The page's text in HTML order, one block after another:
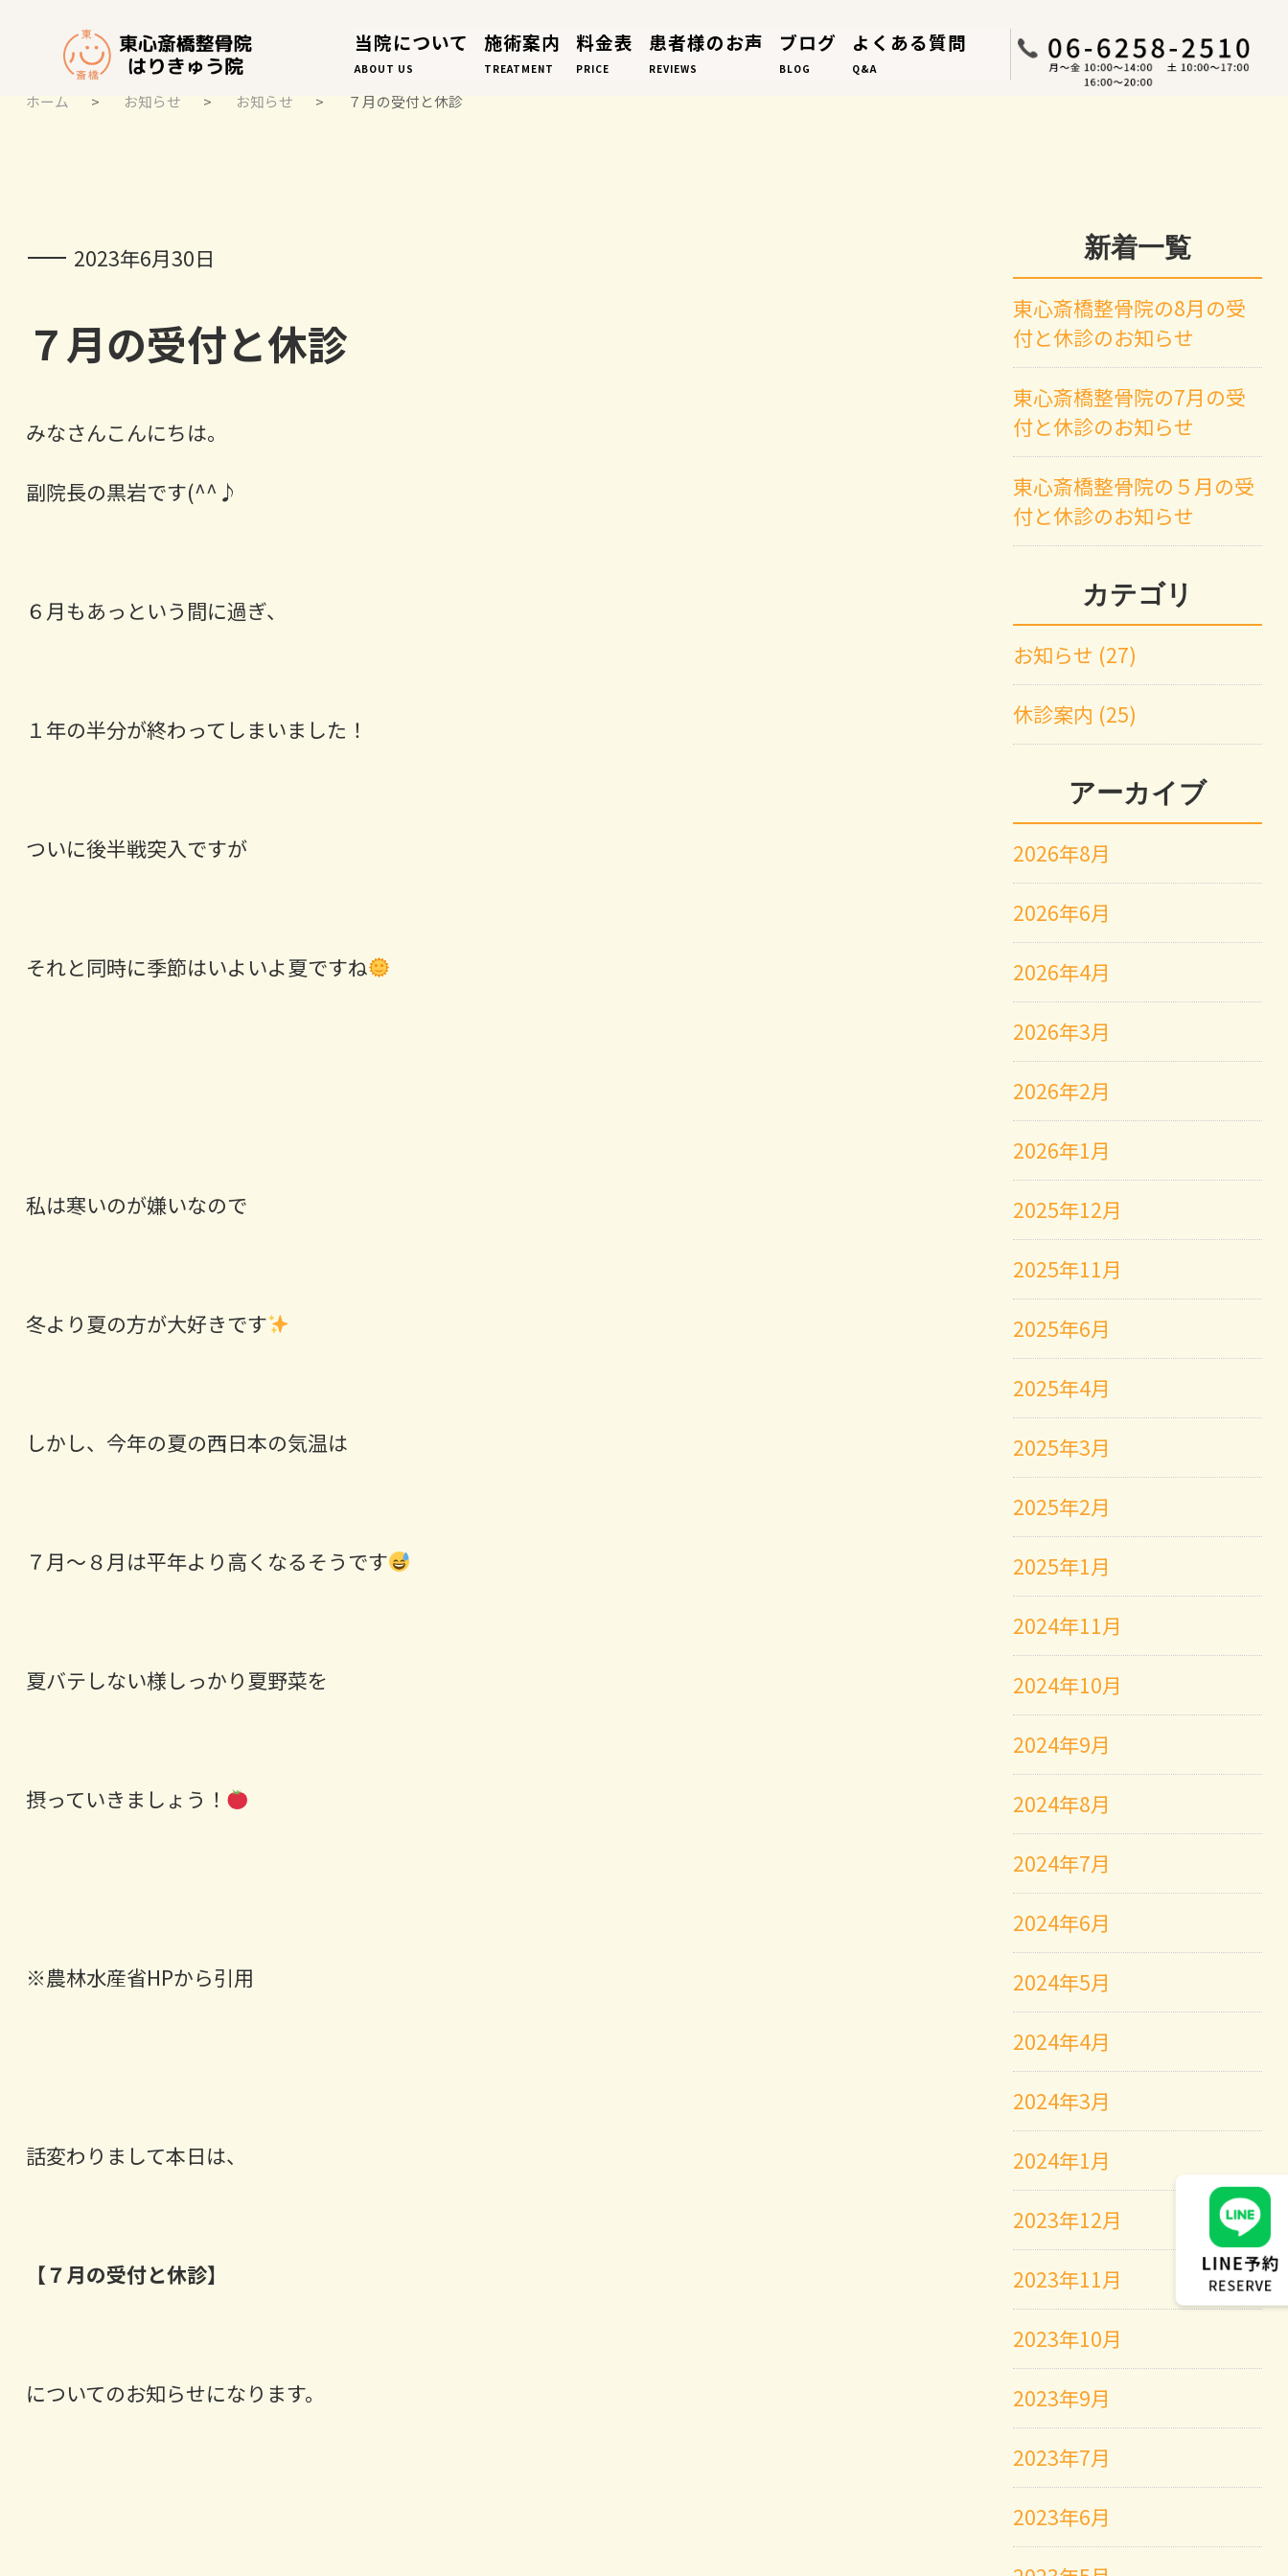
当院について
ABOUT US
施術案内
TREATMENT
料金表
PRICE
患者様のお声
REVIEWS
ブログ
BLOG
よくある質問
Q&A
ホーム > お知らせ > お知らせ > ７月の受付と休診
2023年6月30日
７月の受付と休診
みなさんこんにちは。
副院長の黒岩です(^^♪
６月もあっという間に過ぎ、
１年の半分が終わってしまいました！
ついに後半戦突入ですが
それと同時に季節はいよいよ夏ですね
私は寒いのが嫌いなので
冬より夏の方が大好きです
しかし、今年の夏の西日本の気温は
７月～８月は平年より高くなるそうです
夏バテしない様しっかり夏野菜を
摂っていきましょう！
※農林水産省HPから引用
話変わりまして本日は、
【７月の受付と休診】
についてのお知らせになります。
新着一覧
東心斎橋整骨院の8月の受
付と休診のお知らせ
東心斎橋整骨院の7月の受
付と休診のお知らせ
東心斎橋整骨院の５月の受
付と休診のお知らせ
カテゴリ
お知らせ (27)
休診案内 (25)
アーカイブ
2026年8月
2026年6月
2026年4月
2026年3月
2026年2月
2026年1月
2025年12月
2025年11月
2025年6月
2025年4月
2025年3月
2025年2月
2025年1月
2024年11月
2024年10月
2024年9月
2024年8月
2024年7月
2024年6月
2024年5月
2024年4月
2024年3月
2024年1月
2023年12月
2023年11月
2023年10月
2023年9月
2023年7月
2023年6月